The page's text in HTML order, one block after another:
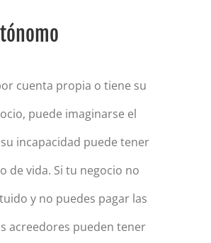
cuenta propia o tiene su
puede imaginarse el
incapacidad puede tener
de vida. Si tu negocio no
y no puedes pagar las
acreedores pueden tener